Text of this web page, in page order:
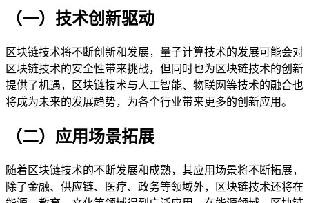
（一）技术创新驱动
区块链技术将不断创新和发展，量子计算技术的发展可能会对
区块链技术的安全性带来挑战，但同时也为区块链技术的创新
提供了机遇，区块链技术与人工智能、物联网等技术的融合也
将成为未来的发展趋势，为各个行业带来更多的创新应用。
（二）应用场景拓展
随着区块链技术的不断发展和成熟，其应用场景将不断拓展，
除了金融、供应链、医疗、政务等领域外，区块链技术还将在